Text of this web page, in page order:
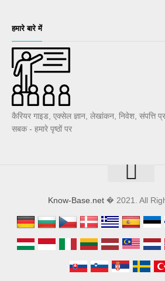
हमारे बारे में
कैरियर गाइड, एक्सेल ज्ञान, लेखांकन, निवेश, संपत्ति
सबक - हमारे पृष्ठों पर
Know-Base.net � 2021. All